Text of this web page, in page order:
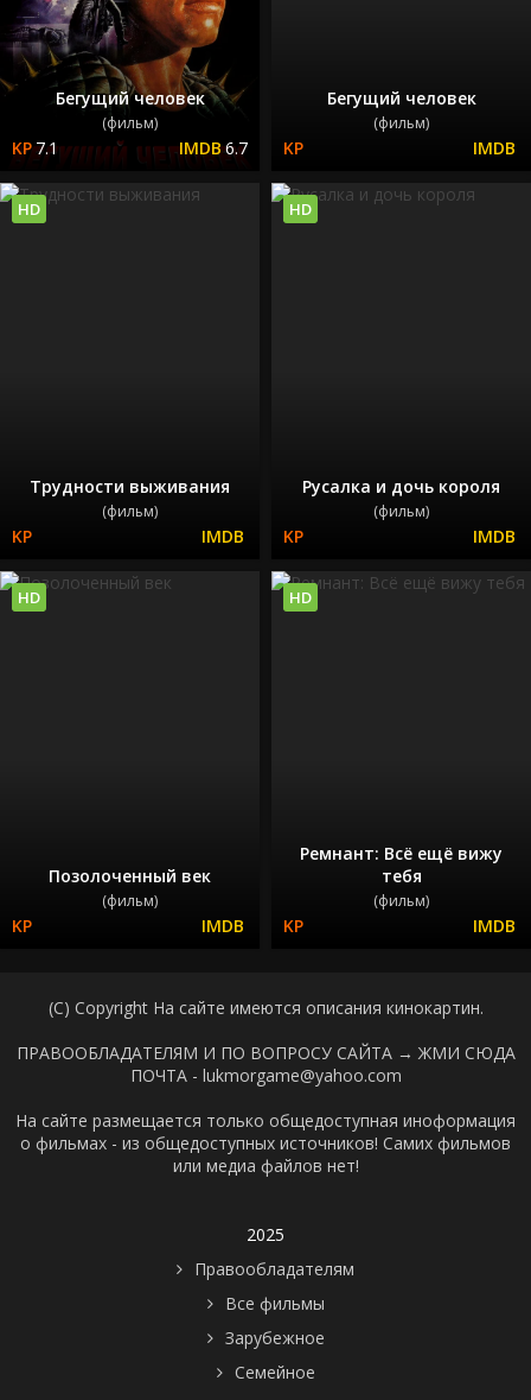
Бегущий человек
(фильм)
7.1 6.7
Бегущий человек
(фильм)
Трудности выживания
(фильм)
HD
Русалка и дочь короля
(фильм)
HD
Позолоченный век
(фильм)
HD
Ремнант: Всё ещё вижу
тебя
(фильм)
HD
(C) Copyright На сайте имеются описания кинокартин.
ПРАВООБЛАДАТЕЛЯМ И ПО ВОПРОСУ САЙТА → ЖМИ СЮДА
ПОЧТА - lukmorgame@yahoo.com
На сайте размещается только общедоступная иноформация
о фильмах - из общедоступных источников! Самих фильмов
или медиа файлов нет!
2025
Правообладателям
Все фильмы
Зарубежное
Семейное